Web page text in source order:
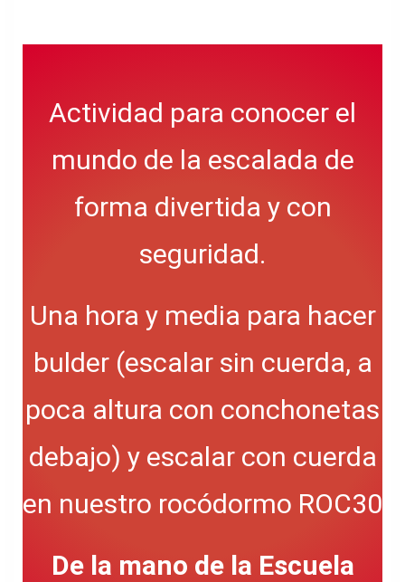
Actividad para conocer el
mundo de la escalada de
forma divertida y con
seguridad.
Una hora y media para hacer
bulder (escalar sin cuerda, a
poca altura con conchonetas
debajo) y escalar con cuerda
en nuestro rocódormo ROC30
De la mano de la Escuela